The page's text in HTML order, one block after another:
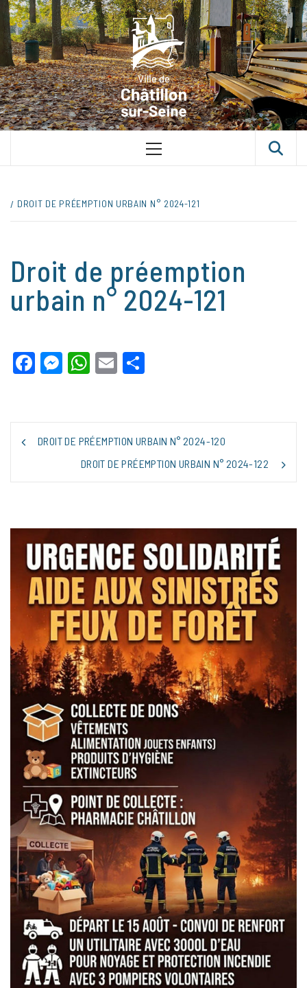
Skip
content
VILLE
SUR-SEINE
UNE VILLE DANS UN PARC
Primary
DROIT DE PRÉEMPTION URBAIN N° 2024-121
Droit de préemption
urbain n° 2024-121
Facebook
Messenger
WhatsApp
Email
NAVIGATION
DE
DROIT DE PRÉEMPTION URBAIN N° 2024-120
DROIT DE PRÉEMPTION URBAIN N° 2024-122